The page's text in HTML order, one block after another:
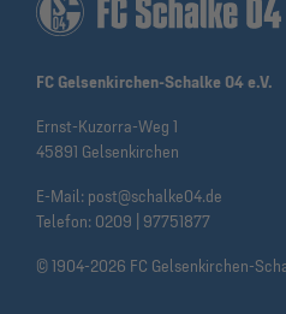
FC Gelsenkirchen-Schalke 04 e.V.
Ernst-Kuzorra-Weg 1
45891 Gelsenkirchen
E-Mail: post@schalke04.de
Telefon: 0209 | 97751877
© 1904-2026 FC Gelsenkirchen-